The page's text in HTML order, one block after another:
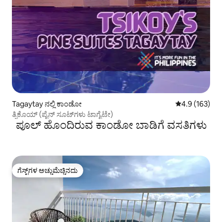
Tagaytay ನಲ್ಲಿ ಕಾಂಡೋ 5 ರಲ್ಲಿ 4.9
4.9 (163)
ತ್ಸಿಕೊಯ್ (ಪೈನ್ ಸೂಟ್‌ಗಳು ಟಾಗೈಟೇ)
ಪೂಲ್ ಹೊಂದಿರುವ ಕಾಂಡೋ ಬಾಡಿಗೆ ವಸತಿಗಳು
ಗೆಸ್ಟ್‌ಗಳ ಅಚ್ಚುಮೆಚ್ಚಿನದು
ಗೆಸ್ಟ್‌ಗಳ ಅಚ್ಚುಮೆಚ್ಚಿನದು